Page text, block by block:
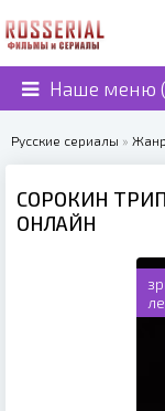
Наше меню
Русские сериалы »
СОРОКИН
ОНЛАЙН